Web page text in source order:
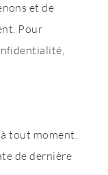
et de
Pour
tout moment.
de dernière